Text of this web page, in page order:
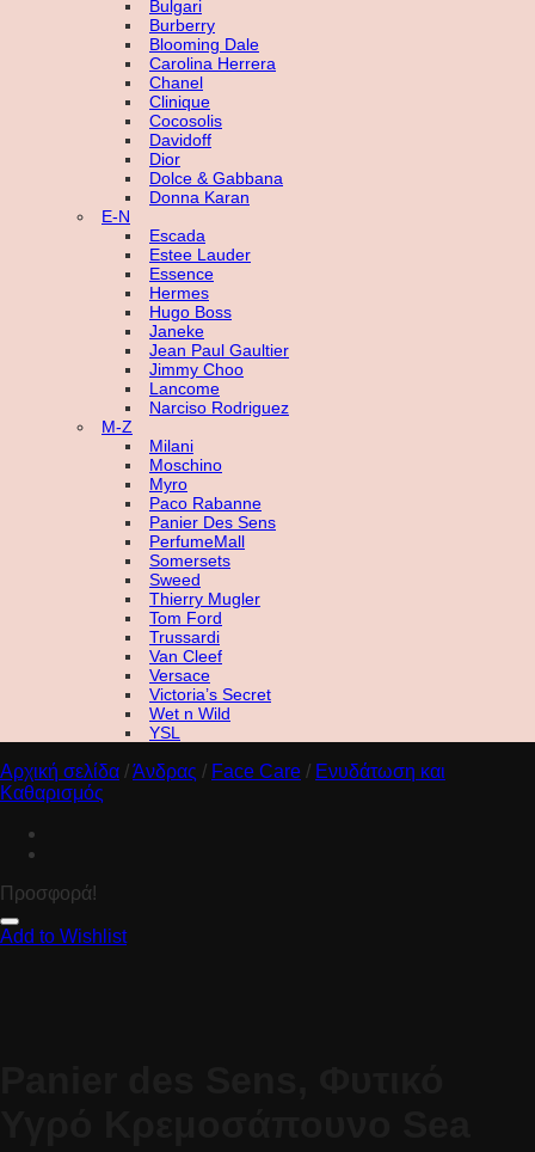
Bulgari
Burberry
Blooming Dale
Carolina Herrera
Chanel
Clinique
Cocosolis
Davidoff
Dior
Dolce & Gabbana
Donna Karan
E-N
Escada
Estee Lauder
Essence
Hermes
Hugo Boss
Janeke
Jean Paul Gaultier
Jimmy Choo
Lancome
Narciso Rodriguez
M-Z
Milani
Moschino
Myro
Paco Rabanne
Panier Des Sens
PerfumeMall
Somersets
Sweed
Thierry Mugler
Tom Ford
Trussardi
Van Cleef
Versace
Victoria’s Secret
Wet n Wild
YSL
Αρχική σελίδα /Άνδρας / Face Care / Ενυδάτωση και
Καθαρισμός
Προσφορά!
Add to Wishlist